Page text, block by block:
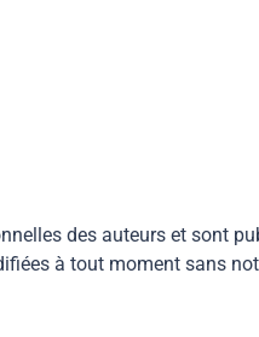
des auteurs et sont
à tout moment sans